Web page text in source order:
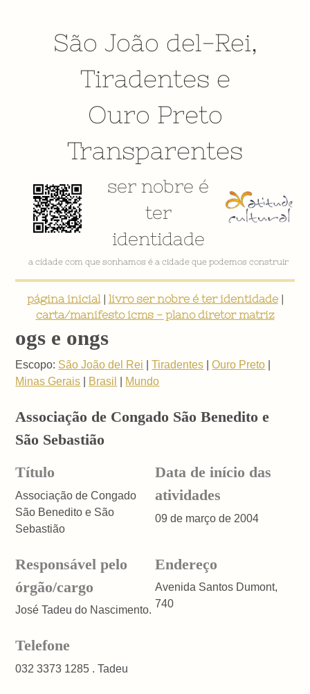
São João del-Rei,
Tiradentes e
Ouro Preto
Transparentes
ser nobre é
ter
identidade
a cidade com que sonhamos é a cidade que podemos construir
página inicial| livro ser nobre é ter identidade|
carta/manifesto icms - plano diretor matriz
ogs e ongs
Escopo: São João del Rei |Tiradentes |Ouro Preto
Minas Gerais
Brasil Mundo
Associação de Congado São Benedito e
São Sebastião
Título
Associação de Congado
São Benedito e São
Sebastião
Data de início das
atividades
09 de março de 2004
Responsável pelo
órgão/cargo
José Tadeu do Nascimento.
Endereço
Avenida Santos Dumont,
740
Telefone
032 3373 1285 . Tadeu